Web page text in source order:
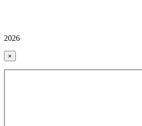
2026
×